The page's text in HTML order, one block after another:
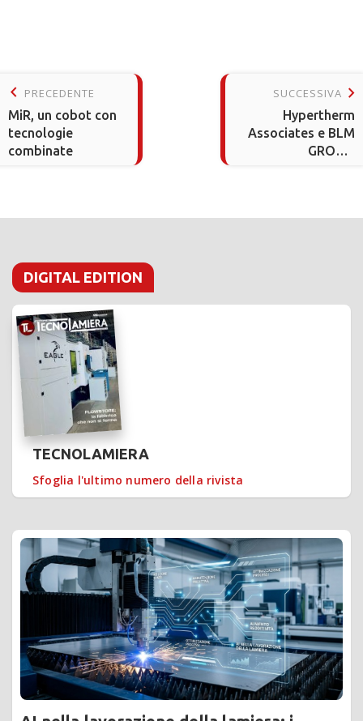
keyboard_arrow_left PRECEDENTE
MiR, un cobot con
tecnologie
combinate
SUCCESSIVA keyboard_arrow_right
Hypertherm
Associates e BLM
GROUP,
DIGITAL EDITION
TECNOLAMIERA
Sfoglia l'ultimo numero della rivista